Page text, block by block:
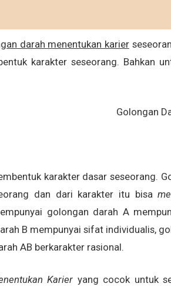
darah menentukan karier
karakter seseorang. Bahkan
karakter dasar seseorang.
dan dari karakter itu bisa
golongan darah A
B mempunyai sifat individualis,
AB berkarakter rasional.
Karier yang cocok untuk